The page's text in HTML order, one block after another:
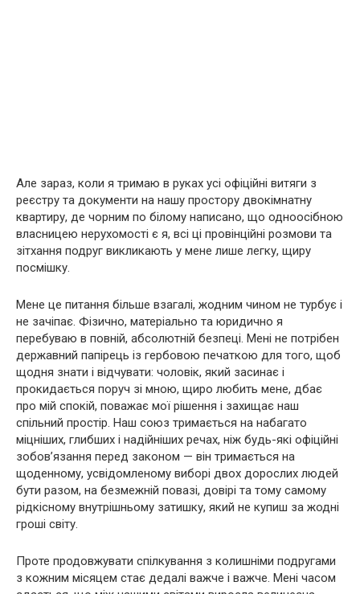
Але зараз, коли я тримаю в руках усі офіційні витяги з
реєстру та документи на нашу простору двокімнатну
квартиру, де чорним по білому написано, що одноосібною
власницею нерухомості є я, всі ці провінційні розмови та
зітхання подруг викликають у мене лише легку, щиру
посмішку.
Мене це питання більше взагалі, жодним чином не турбує і
не зачіпає. Фізично, матеріально та юридично я
перебуваю в повній, абсолютній безпеці. Мені не потрібен
державний папірець із гербовою печаткою для того, щоб
щодня знати і відчувати: чоловік, який засинає і
прокидається поруч зі мною, щиро любить мене, дбає
про мій спокій, поважає мої рішення і захищає наш
спільний простір. Наш союз тримається на набагато
міцніших, глибших і надійніших речах, ніж будь-які офіційні
зобов’язання перед законом — він тримається на
щоденному, усвідомленому виборі двох дорослих людей
бути разом, на безмежній повазі, довірі та тому самому
рідкісному внутрішньому затишку, який не купиш за жодні
гроші світу.
Проте продовжувати спілкування з колишніми подругами
з кожним місяцем стає дедалі важче і важче. Мені часом